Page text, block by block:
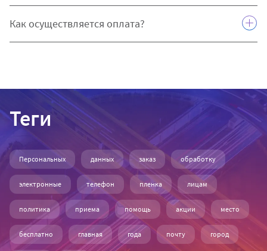
Как осуществляется оплата?
Теги
Персональных данных заказ обработку
электронные телефон пленка лицам
политика приема помощь акции место
бесплатно главная года почту город